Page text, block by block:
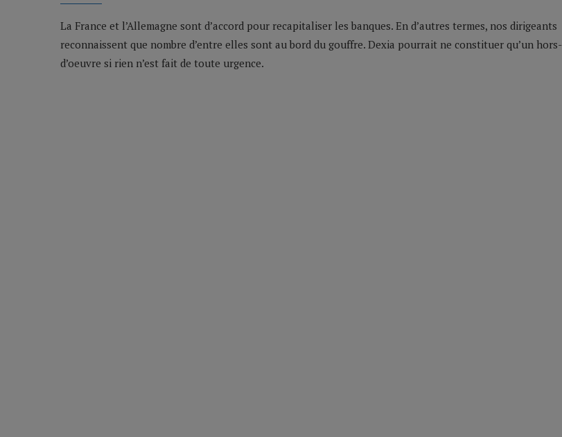
La France et l’Allemagne sont d’accord pour recapitaliser les banques. En d’autres termes, nos dirigeants
reconnaissent que nombre d’entre elles sont au bord du gouffre. Dexia pourrait ne constituer qu’un hors-
d’oeuvre si rien n’est fait de toute urgence.